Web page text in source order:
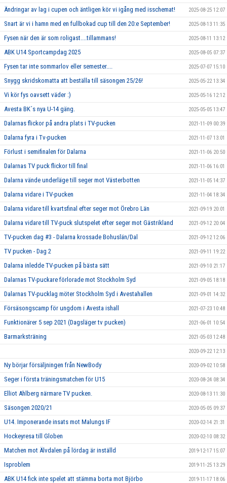
Ändringar av lag i cupen och äntligen kör vi igång med isschemat! 2025-08-25 12:07
Snart är vi i hamn med en fullbokad cup till den 20:e September! 2025-08-13 11:35
Fysen när den är som roligast....tillammans! 2025-08-11 13:12
ABK U14 Sportcampdag 2025 2025-08-05 07:37
Fysen tar inte sommarlov eller semester.... 2025-07-07 15:10
Snygg skridskomatta att beställa till säsongen 25/26! 2025-05-22 13:34
Vi kör fys oavsett väder :) 2025-05-16 12:12
Avesta BK´s nya U-14 gäng. 2025-05-05 13:47
Dalarnas flickor på andra plats i TV-pucken 2021-11-09 00:39
Dalarna fyra i Tv-pucken 2021-11-07 13:01
Förlust i semifinalen för Dalarna 2021-11-06 20:50
Dalarnas TV puck flickor till final 2021-11-06 16:01
Dalarna vände underläge till seger mot Västerbotten 2021-11-05 14:37
Dalarna vidare i TV-pucken 2021-11-04 18:34
Dalarna vidare till kvartsfinal efter seger mot Örebro Län 2021-09-19 20:01
Dalarna vidare till TV-puck slutspelet efter seger mot Gästrikland 2021-09-12 20:04
TV-pucken dag #3 - Dalarna krossade Bohuslän/Dal 2021-09-12 12:06
TV pucken - Dag 2 2021-09-11 19:22
Dalarna inledde TV-pucken på bästa sätt 2021-09-10 21:17
Dalarnas TV-puckare förlorade mot Stockholm Syd 2021-09-05 18:18
Dalarnas TV-pucklag möter Stockholm Syd i Avestahallen 2021-09-01 14:32
Försäsongscamp för ungdom i Avesta ishall 2021-07-23 10:48
Funktionärer 5 sep 2021 (Dagsläger tv pucken) 2021-06-01 10:54
Barmarksträning 2021-05-03 12:48
2020-09-22 12:13
Ny börjar försäljningen från NewBody 2020-09-02 10:58
Seger i första träningsmatchen för U15 2020-08-24 08:34
Elliot Ahlberg närmare TV pucken. 2020-08-13 11:30
Säsongen 2020/21 2020-05-05 09:37
U14. Imponerande insats mot Malungs IF 2020-02-14 21:31
Hockeyresa till Globen 2020-02-10 08:32
Matchen mot Älvdalen på lördag är inställd 2019-12-17 15:07
Isproblem 2019-11-25 13:29
ABK U14 fick inte spelet att stämma borta mot Björbo 2019-11-17 18:06